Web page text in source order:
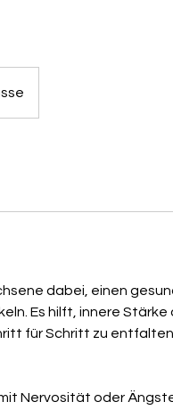
dabei, einen
Es hilft, innere
für Schritt zu entfalten
Nervosität oder